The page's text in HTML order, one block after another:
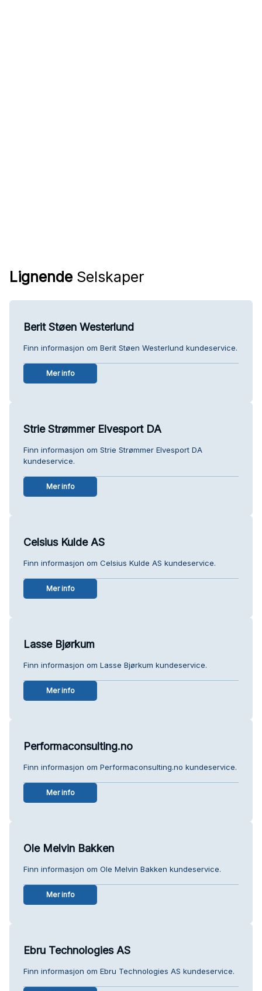
Lignende Selskaper
Berit Støen Westerlund
Finn informasjon om Berit Støen Westerlund kundeservice.
Mer info
Strie Strømmer Elvesport DA
Finn informasjon om Strie Strømmer Elvesport DA
kundeservice.
Mer info
Celsius Kulde AS
Finn informasjon om Celsius Kulde AS kundeservice.
Mer info
Lasse Bjørkum
Finn informasjon om Lasse Bjørkum kundeservice.
Mer info
Performaconsulting.no
Finn informasjon om Performaconsulting.no kundeservice.
Mer info
Ole Melvin Bakken
Finn informasjon om Ole Melvin Bakken kundeservice.
Mer info
Ebru Technologies AS
Finn informasjon om Ebru Technologies AS kundeservice.